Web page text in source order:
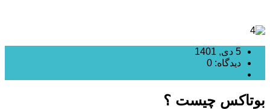
5 دی, 1401
دیدگاه: 0
بوتاکس چیست ؟